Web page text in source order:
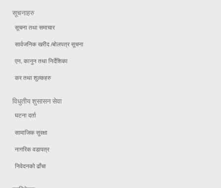
सूचनाहरु
सूचना तथा समाचार
सार्वजनिक खरीद /बोलपत्र सूचना
एन, कानुन तथा निर्देशिका
कर तथा शुल्कहरु
विधुतीय शुसासन सेवा
घटना दर्ता
सामाजिक सुरक्षा
नागरिक वडापत्र
निवेदनको ढाँचा